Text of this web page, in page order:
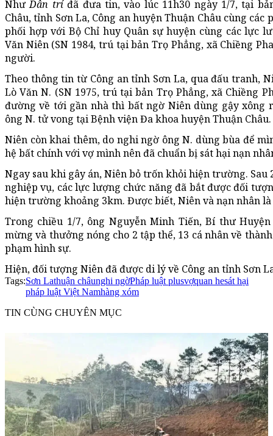
NhưDân tríđã đưa tin, vào lúc 11h30 ngày 1/7, tại
Châu, tỉnh Sơn La, Công an huyện Thuận Châu cùng
phối hợp với Bộ Chỉ huy Quân sự huyện cùng các lực
Văn Niên (SN 1984, trú tại bản Trọ Phẳng, xã Chiềng
người.
Theo thông tin từ Công an tỉnh Sơn La, qua đấu tranh,
Lò Văn N. (SN 1975, trú tại bản Trọ Phẳng, xã Chiềng
đường về tới gần nhà thì bất ngờ Niên dùng gậy xông
ông N. tử vong tại Bệnh viện Đa khoa huyện Thuận Châu.
Niên còn khai thêm, do nghi ngờ ông N. dùng bùa để
hệ bất chính với vợ mình nên đã chuẩn bị sát hại nạn
Ngay sau khi gây án, Niên bỏ trốn khỏi hiện trường. Sau
nghiệp vụ, các lực lượng chức năng đã bắt được đối
hiện trường khoảng 3km. Được biết, Niên và nạn nhân
Trong chiều 1/7, ông Nguyễn Minh Tiến, Bí thư
mừng và thưởng nóng cho 2 tập thể, 13 cá nhân về
phạm hình sự.
Hiện, đối tượng Niên đã được di lý về Công an tỉnh Sơn
Tags:Sơn Lathuận châunghi ngờPháp luật plusvợquan hesát hại
pháp luật Việt Namhàng xóm
TIN CÙNG CHUYÊN MỤC